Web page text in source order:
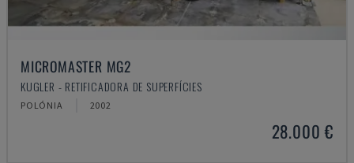
MICROMASTER MG2
KUGLER - RETIFICADORA DE SUPERFÍCIES
POLÓNIA 2002
28.000 €